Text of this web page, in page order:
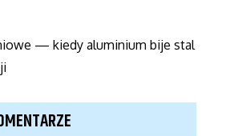
— kiedy aluminium bije stal